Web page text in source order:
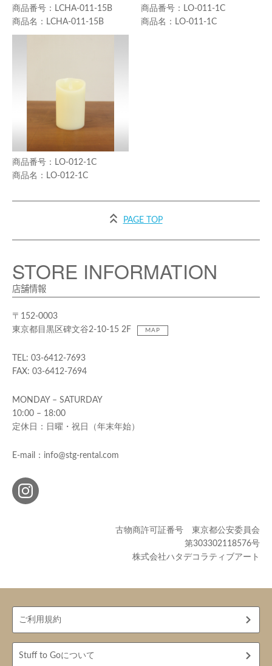
LCHA-011-15B
LCHA-011-15B
LO-011-1C
LO-011-1C
LO-012-1C
LO-012-1C
PAGE TOP
STORE INFORMATION
店舗情報
〒152-0003
東京都目黒区碑文谷2-10-15 2F
MAP
TEL: 03-6412-7693
FAX: 03-6412-7694
MONDAY – SATURDAY
10:00 – 18:00
定休日：日曜・祝日（年末年始）
E-mail：info@stg-rental.com
古物商許可証番号 東京都公安委員会
第303302118576号
株式会社ハタデコラティブアート
ご利用規約
Stuff to Goについて